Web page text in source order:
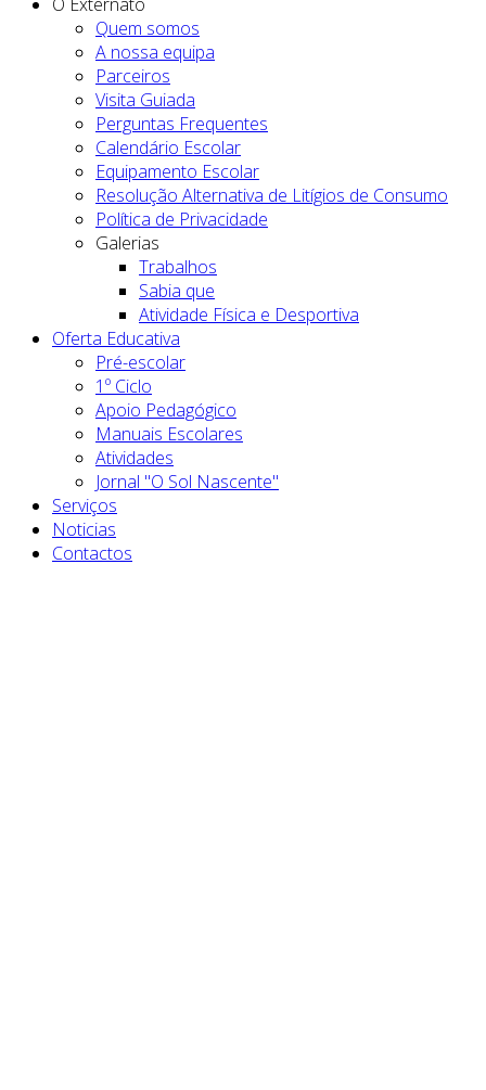
Quem somos
A nossa equipa
Parceiros
Visita Guiada
Perguntas Frequentes
Calendário Escolar
Equipamento Escolar
Resolução Alternativa de Litígios de Consumo
Política de Privacidade
Galerias
Trabalhos
Sabia que
Atividade Física e Desportiva
Oferta Educativa
Pré-escolar
1º Ciclo
Apoio Pedagógico
Manuais Escolares
Atividades
Jornal "O Sol Nascente"
Serviços
Noticias
Contactos